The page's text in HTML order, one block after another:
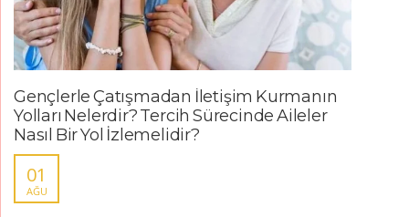
Gençlerle Çatışmadan İletişim Kurmanın
Yolları Nelerdir? Tercih Sürecinde Aileler
Nasıl Bir Yol İzlemelidir?
01
AĞU